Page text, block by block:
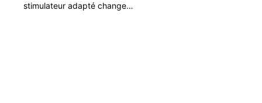
stimulateur adapté change